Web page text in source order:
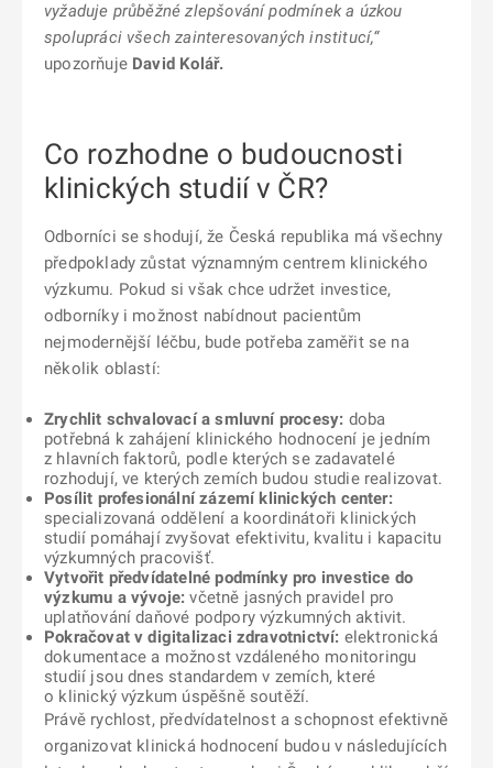
vyžaduje průběžné zlepšování podmínek a úzkou
spolupráci všech zainteresovaných institucí,“
upozorňuje David Kolář.
Co rozhodne o budoucnosti
klinických studií v ČR?
Odborníci se shodují, že Česká republika má všechny
předpoklady zůstat významným centrem klinického
výzkumu. Pokud si však chce udržet investice,
odborníky i možnost nabídnout pacientům
nejmodernější léčbu, bude potřeba zaměřit se na
několik oblastí:
Zrychlit schvalovací a smluvní procesy: doba
potřebná k zahájení klinického hodnocení je jedním
z hlavních faktorů, podle kterých se zadavatelé
rozhodují, ve kterých zemích budou studie realizovat.
Posílit profesionální zázemí klinických center:
specializovaná oddělení a koordinátoři klinických
studií pomáhají zvyšovat efektivitu, kvalitu i kapacitu
výzkumných pracovišť.
Vytvořit předvídatelné podmínky pro investice do
výzkumu a vývoje: včetně jasných pravidel pro
uplatňování daňové podpory výzkumných aktivit.
Pokračovat v digitalizaci zdravotnictví: elektronická
dokumentace a možnost vzdáleného monitoringu
studií jsou dnes standardem v zemích, které
o klinický výzkum úspěšně soutěží.
Právě rychlost, předvídatelnost a schopnost efektivně
organizovat klinická hodnocení budou v následujících